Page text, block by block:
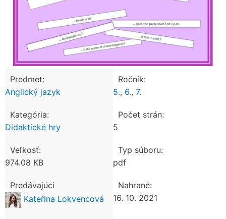
Predmet:
Anglický jazyk
Ročník:
5., 6., 7.
Kategória:
Didaktické hry
Počet strán:
5
Veľkosť:
974.08 KB
Typ súboru:
pdf
Predávajúci
Kateřina Lokvencová
Nahrané:
16. 10. 2021